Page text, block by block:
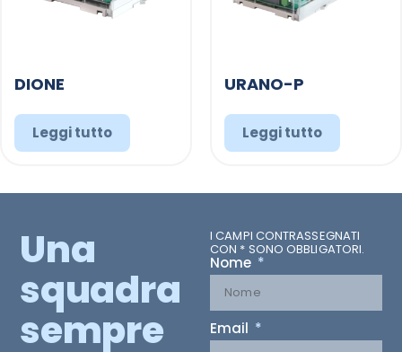
DIONE
Leggi tutto
URANO-P
Leggi tutto
Una
squadra
sempre
I CAMPI CONTRASSEGNATI
CON * SONO OBBLIGATORI.
Nome
Email